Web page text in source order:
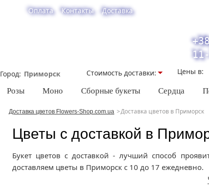
Оплата Контакты Доставка
Город Стоимость доставки: Цены в:
Розы Моно Сборные букеты Сердца
Доставка цветов Flowers-Shop.com.ua Доставка цветов в Приморск
Цветы с доставкой в
Букет цветов с доставкой - лучший способ
доставляем цветы в Приморск с 10 до 17 ежедневно.
Поскольку у нас нет магазина в Приморске, букет